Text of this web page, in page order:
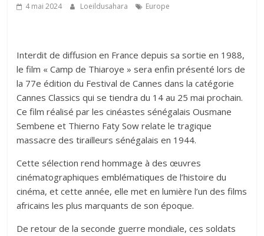
4 mai 2024 Loeildusahara Europe
Interdit de diffusion en France depuis sa sortie en 1988,
le film « Camp de Thiaroye » sera enfin présenté lors de
la 77e édition du Festival de Cannes dans la catégorie
Cannes Classics qui se tiendra du 14 au 25 mai prochain.
Ce film réalisé par les cinéastes sénégalais Ousmane
Sembene et Thierno Faty Sow relate le tragique
massacre des tirailleurs sénégalais en 1944.
Cette sélection rend hommage à des œuvres
cinématographiques emblématiques de l’histoire du
cinéma, et cette année, elle met en lumière l’un des films
africains les plus marquants de son époque.
De retour de la seconde guerre mondiale, ces soldats